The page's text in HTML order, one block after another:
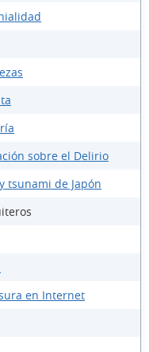
sobre el Delirio
tsunami de Japón
en Internet